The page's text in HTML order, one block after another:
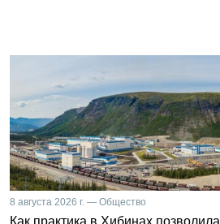
8 августа 2026 г. — Общество
Как практика в Хибинах позволила